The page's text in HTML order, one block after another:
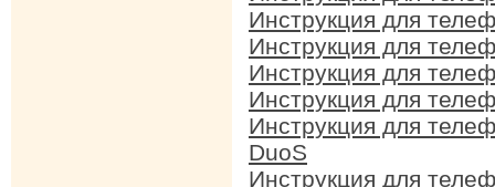
Инструкция для
Инструкция для
Инструкция для
Инструкция для
Инструкция для
DuoS
Инструкция для